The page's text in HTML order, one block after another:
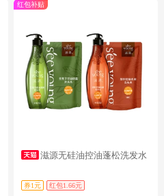
红包补贴
滋源无硅油控油蓬松洗发水
券1元 红包1.66元